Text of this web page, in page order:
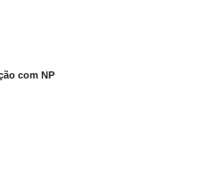
com NP